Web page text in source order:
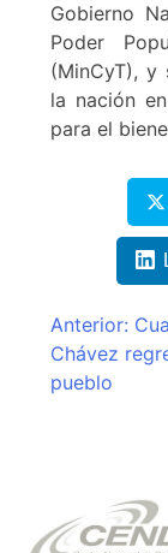
Gobierno
Poder
(MinCyT),
la nación
para el
de
Anterior:
Chávez
pueblo